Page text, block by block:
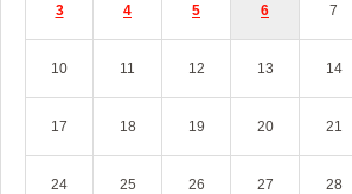
3 4 5 6 7
10 11 12 13 14
17 18 19 20 21
24 25 26 27 28